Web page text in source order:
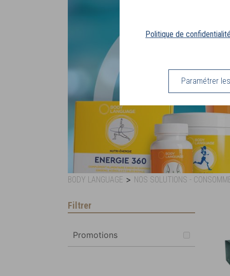
Politique de
Paramétrer
BODY LANGUAGE > NOS SOLUTIONS -
Filtrer
Promotions